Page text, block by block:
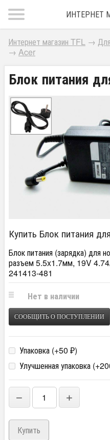
ИНТЕРНЕТ
Интернет магазин TFL →
→ Acer
Блок питания
Купить Блок питания
Блок питания (зарядка) для
разъем 5.5x1.7мм, 19V
241413-481
Нет в наличии
СООБЩИТЬ О ПОСТУПЛЕНИИ
Упаковка (+50 ₽)
Улучшенная упаковка (+
− +